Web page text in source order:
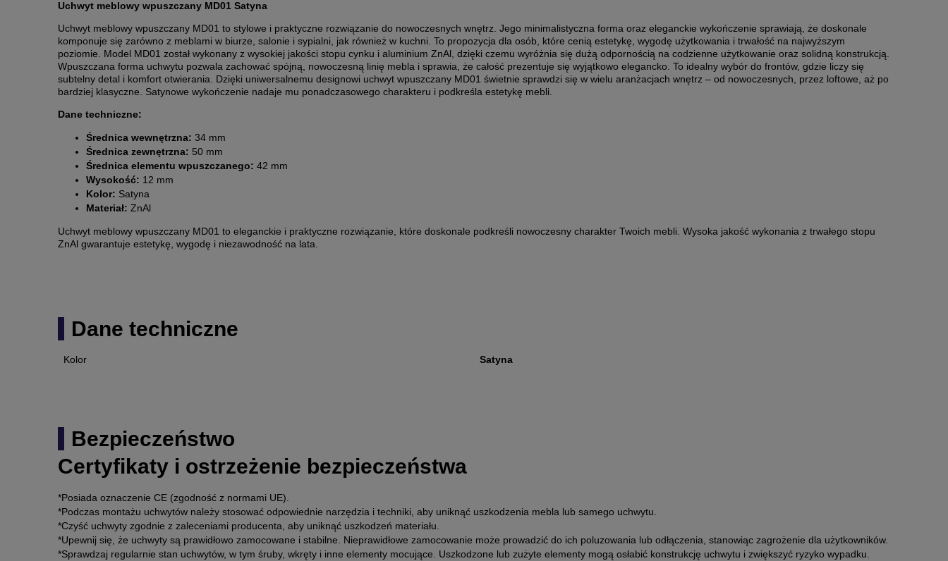
Uchwyt meblowy wpuszczany MD01 Satyna
Uchwyt meblowy wpuszczany MD01 to stylowe i praktyczne rozwiązanie do nowoczesnych wnętrz. Jego minimalistyczna forma oraz eleganckie wykończenie sprawiają, że doskonale
komponuje się zarówno z meblami w biurze, salonie i sypialni, jak również w kuchni. To propozycja dla osób, które cenią estetykę, wygodę użytkowania i trwałość na najwyższym
poziomie. Model MD01 został wykonany z wysokiej jakości stopu cynku i aluminium ZnAl, dzięki czemu wyróżnia się dużą odpornością na codzienne użytkowanie oraz solidną konstrukcją.
Wpuszczana forma uchwytu pozwala zachować spójną, nowoczesną linię mebla i sprawia, że całość prezentuje się wyjątkowo elegancko. To idealny wybór do frontów, gdzie liczy się
subtelny detal i komfort otwierania. Dzięki uniwersalnemu designowi uchwyt wpuszczany MD01 świetnie sprawdzi się w wielu aranżacjach wnętrz – od nowoczesnych, przez loftowe, aż po
bardziej klasyczne. Satynowe wykończenie nadaje mu ponadczasowego charakteru i podkreśla estetykę mebli.
Dane techniczne:
Średnica wewnętrzna: 34 mm
Średnica zewnętrzna: 50 mm
Średnica elementu wpuszczanego: 42 mm
Wysokość: 12 mm
Kolor: Satyna
Materiał: ZnAl
Uchwyt meblowy wpuszczany MD01 to eleganckie i praktyczne rozwiązanie, które doskonale podkreśli nowoczesny charakter Twoich mebli. Wysoka jakość wykonania z trwałego stopu
ZnAl gwarantuje estetykę, wygodę i niezawodność na lata.
Dane techniczne
Kolor Satyna
Bezpieczeństwo
Certyfikaty i ostrzeżenie bezpieczeństwa
*Posiada oznaczenie CE (zgodność z normami UE).
*Podczas montażu uchwytów należy stosować odpowiednie narzędzia i techniki, aby uniknąć uszkodzenia mebla lub samego uchwytu.
*Czyść uchwyty zgodnie z zaleceniami producenta, aby uniknąć uszkodzeń materiału.
*Upewnij się, że uchwyty są prawidłowo zamocowane i stabilne. Nieprawidłowe zamocowanie może prowadzić do ich poluzowania lub odłączenia, stanowiąc zagrożenie dla użytkowników.
*Sprawdzaj regularnie stan uchwytów, w tym śruby, wkręty i inne elementy mocujące. Uszkodzone lub zużyte elementy mogą osłabić konstrukcję uchwytu i zwiększyć ryzyko wypadku.